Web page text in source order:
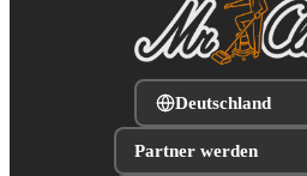
Deutschland
Partner werden